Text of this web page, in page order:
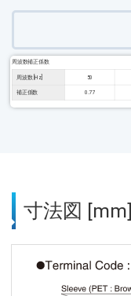
周波数補正係数
周波数 [Hz] 50
補正係数 0.77
寸法図 [mm]